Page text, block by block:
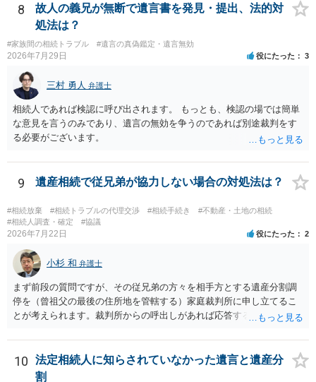
医師の意見書、筆跡鑑定 が提出されればその効力が否定される可能性
はありますが、 ・伯母様自身が分割協議に加わっていること ・御祖母
様の意に反する遺産分割協議を行う実益が誰にあったかの立証が困難
であること からすると、実際に遺産分割協議の効力が否定される可能
性はそれほど高くない（立証のハードルは非常に高い）ということが
言えると思います。
8
故人の義兄が無断で遺言書を発見・提出、法的対
処法は？
#家族間の相続トラブル #遺言の真偽鑑定・遺言無効
2026年7月29日 役にたった 3
三村 勇人 弁護士
相続人であれば検認に呼び出されます。 もっとも、検認の場では簡単
な意見を言うのみであり、遺言の無効を争うのであれば別途裁判をす
る必要がございます。
9 遺産相続で従兄弟が協力しない場合の対処法は？
#相続放棄 #相続トラブルの代理交渉 #相続手続き
#不動産・土地の相続
#相続人調査・確定
#協議
2026年7月22日 役にたった 2
小杉 和 弁護士
まず前段の質問ですが、その従兄弟の方々を相手方とする遺産分割調
停を（曾祖父の最後の住所地を管轄する）家庭裁判所に申し立てるこ
とが考えられます。裁判所からの呼出しがあれば応答する可能性がま
能と思われます。時間が思った以上にないので必要書類をてきぱきと
揃える必要があります。その点是非御注意ください。
10
法定相続人に知らされていなかった遺言と遺産分
割